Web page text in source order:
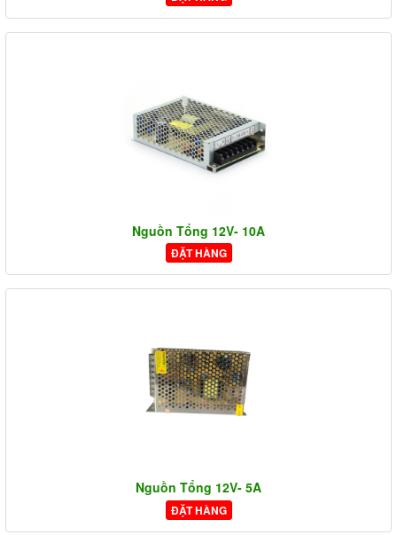
Nguồn Tổng 12V- 10A
ĐẶT HÀNG
Nguồn Tổng 12V- 5A
ĐẶT HÀNG